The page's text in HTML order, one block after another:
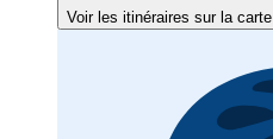
Voir les itinéraires sur la carte